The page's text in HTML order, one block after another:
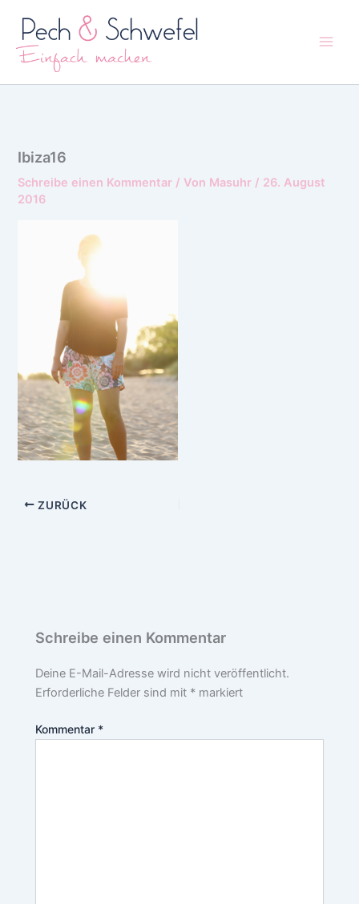
Inhalt
springen
Ibiza16
Schreibe einen Kommentar / Von Masuhr / 26. August
2016
ZURÜCK
Schreibe einen Kommentar
Deine E-Mail-Adresse wird nicht veröffentlicht.
Erforderliche Felder sind mit * markiert
Kommentar *